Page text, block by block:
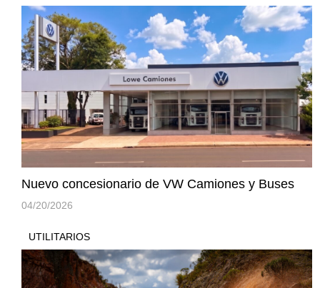
Nuevo concesionario de VW Camiones y Buses
04/20/2026
UTILITARIOS